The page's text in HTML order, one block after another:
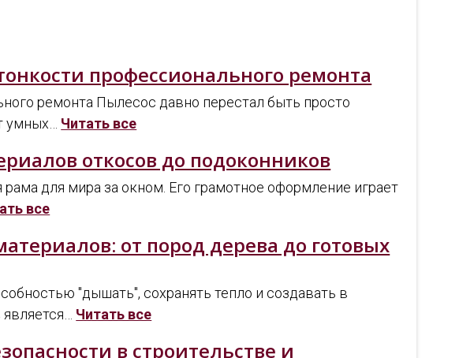
профессионального ремонта
ремонта Пылесос давно перестал быть просто
умных… Читать все
откосов до подоконников
для мира за окном. Его грамотное оформление играет
все
от пород дерева до готовых
"дышать", сохранять тепло и создавать в
Читать все
в строительстве и